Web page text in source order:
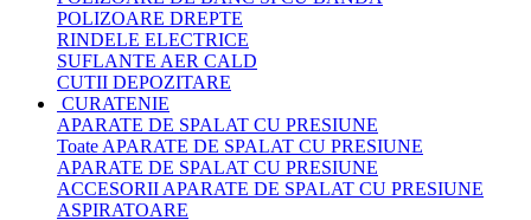
POLIZOARE DREPTE
RINDELE ELECTRICE
SUFLANTE AER CALD
CUTII DEPOZITARE
CURATENIE
APARATE DE SPALAT CU PRESIUNE
Toate APARATE DE SPALAT CU PRESIUNE
APARATE DE SPALAT CU PRESIUNE
ACCESORII APARATE DE SPALAT CU PRESIUNE
ASPIRATOARE